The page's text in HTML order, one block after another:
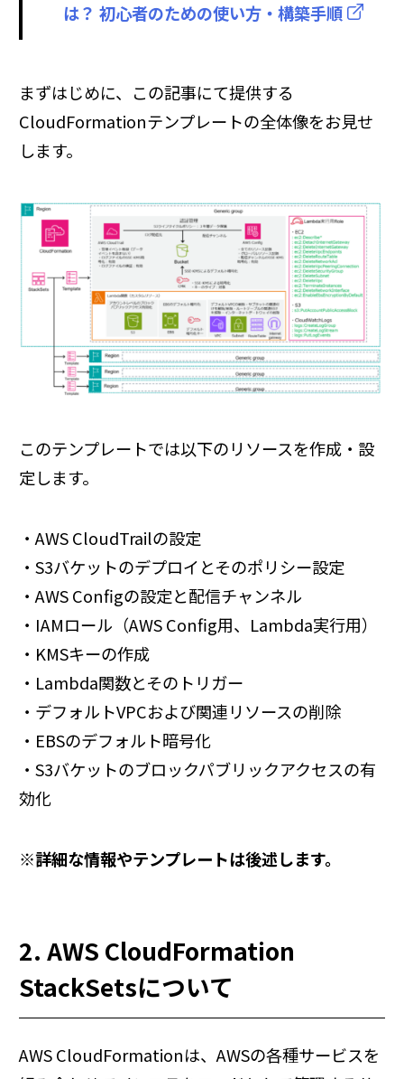
は？ 初心者のための使い方・構築手順
まずはじめに、この記事にて提供する
CloudFormationテンプレートの全体像をお見せ
します。
このテンプレートでは以下のリソースを作成・設
定します。
・AWS CloudTrailの設定
・S3バケットのデプロイとそのポリシー設定
・AWS Configの設定と配信チャンネル
・IAMロール（AWS Config用、Lambda実行用）
・KMSキーの作成
・Lambda関数とそのトリガー
・デフォルトVPCおよび関連リソースの削除
・EBSのデフォルト暗号化
・S3バケットのブロックパブリックアクセスの有
効化
※詳細な情報やテンプレートは後述します。
2. AWS CloudFormation
StackSetsについて
AWS CloudFormationは、AWSの各種サービスを